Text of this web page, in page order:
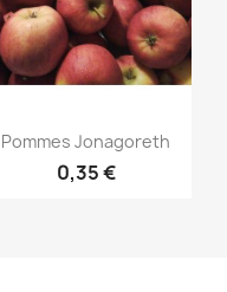
Aperçu rapide
Pommes Jonagoreth
0,35 €